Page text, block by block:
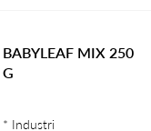
innfor å se
BABYLEAF MIX 250
G
* Industri